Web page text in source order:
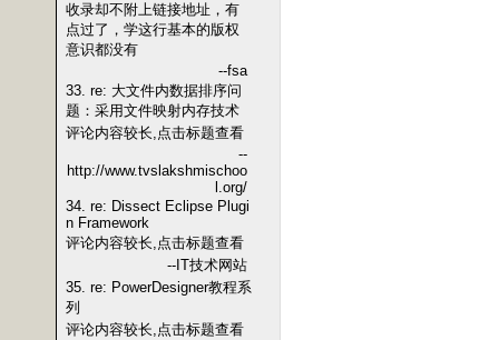
收录却不附上链接地址，有
点过了，学这行基本的版权
意识都没有
--fsa
33. re: 大文件内数据排序问
题：采用文件映射内存技术
评论内容较长,点击标题查看
--
http://www.tvslakshmischoo
l.org/
34. re: Dissect Eclipse Plugi
n Framework
评论内容较长,点击标题查看
--IT技术网站
35. re: PowerDesigner教程系
列
评论内容较长,点击标题查看